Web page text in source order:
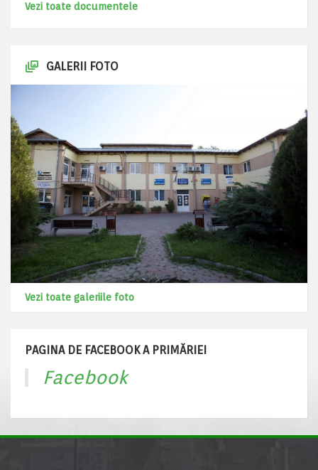
Vezi toate documentele
GALERII FOTO
Vezi toate galeriile foto
PAGINA DE FACEBOOK A PRIMĂRIEI
Facebook